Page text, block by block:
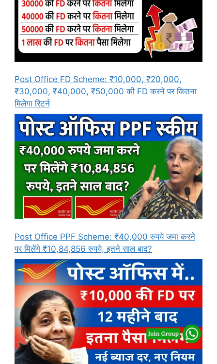
Post Office FD Scheme: ₹10,000, ₹20,000,
₹30,000, ₹40,000, ₹50,000 की FD करने पर कितना
मिलेगा रिटर्न
Post Office PPF Scheme: ₹40,000 रुपये जमा करने
पर मिलेंगे ₹10,84,856 रुपये, इतने साल बाद?